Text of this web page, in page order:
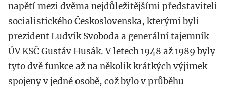
napětí mezi dvěma nejdůležitějšími představiteli
socialistického Československa, kterými byli
prezident Ludvík Svoboda a generální tajemník
ÚV KSČ Gustáv Husák. V letech 1948 až 1989 byly
tyto dvě funkce až na několik krátkých výjimek
spojeny v jedné osobě, což bylo v průběhu